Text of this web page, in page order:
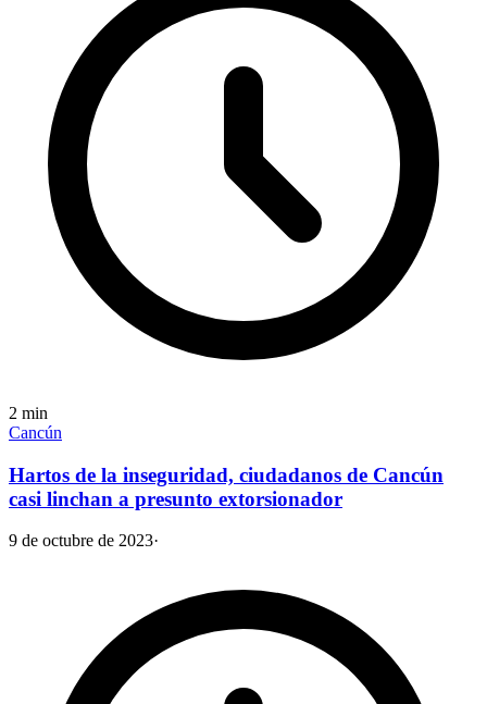
2 min
Cancún
Hartos de la inseguridad, ciudadanos de Cancún
casi linchan a presunto extorsionador
9 de octubre de 2023·